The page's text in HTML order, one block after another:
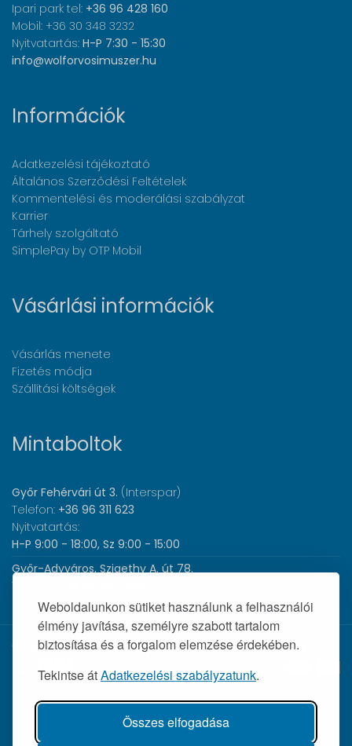
Weboldalunkon sütiket használunk a felhasználói
élmény javítása, személyre szabott tartalom
biztosítása és a forgalom elemzése érdekében.
Tekintse átAdatkezelési szabályzatunk.
Összes elfogadása
Ipari park tel: +36 96 428 160
Mobil: +36 30 348 3232
Nyitvatartás: H-P 7:30 - 15:30
info@wolforvosimuszer.hu
Információk
Adatkezelési tájékoztató
Általános Szerződési Feltételek
Kommentelési és moderálási szabályzat
Karrier
Tárhely szolgáltató
SimplePay by OTP Mobil
Vásárlási információk
Vásárlás menete
Fizetés módja
Szállítási költségek
Mintaboltok
Győr Fehérvári út 3. (Interspar)
Telefon: +36 96 311 623
Nyitvatartás:
H-P 9:00 - 18:00, Sz 9:00 - 15:00
Győr-Adyváros, Szigethy A. út 78.
Telefon:
Nyitvatartás:H-P 8:00 - 17:00
© 2026 Wolf Orvosi Műszer Kft. |